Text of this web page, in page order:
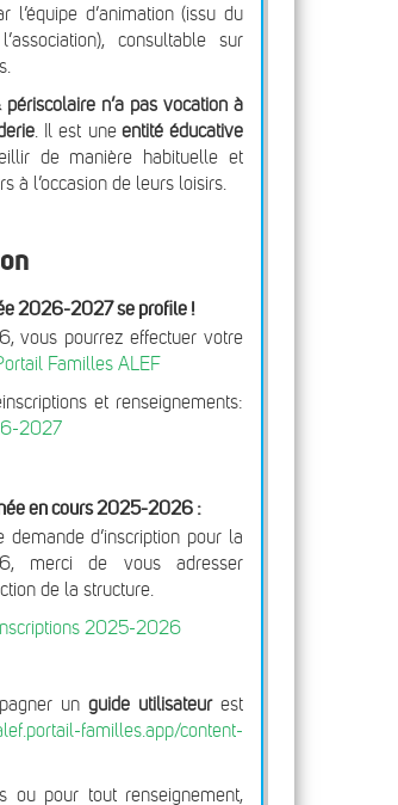
d’animation (issu du
consultable sur
périscolaire n’a pas vocation à
. Il est une entité éducative
de manière habituelle et
à l’occasion de leurs loisirs.
2026-2027 se profile !
vous pourrez effectuer votre
Familles ALEF
et renseignements:
2027
en cours 2025-2026 :
d’inscription pour la
merci de vous adresser
de la structure.
2025-2026
un guide utilisateur est
familles.app/content-
ou pour tout renseignement,